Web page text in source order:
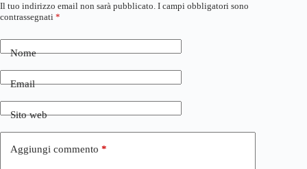
Il tuo indirizzo email non sarà pubblicato. I campi obbligatori sono
contrassegnati *
Nome
Email
Sito web
Aggiungi commento *